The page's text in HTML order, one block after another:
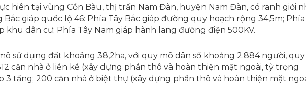
hiên tại vùng Cồn Bàu, thị trấn Nam Đàn, huyện Nam Đàn, có ranh giới
Bắc giáp quốc lộ 46: Phía Tây Bắc giáp đường quy hoạch rộng 34,5m; Phía
khu dân cư; Phía Tây Nam giáp hành lang đường điện 500KV.
sử dụng đất khoảng 38,2ha, với quy mô dân số khoảng 2.884 người, quy
căn nhà ở liền kề (xây dựng phần thô và hoàn thiện mặt ngoài, tỷ trọng
3 tầng; 200 căn nhà ở biệt thự (xây dựng phần thô và hoàn thiện mặt